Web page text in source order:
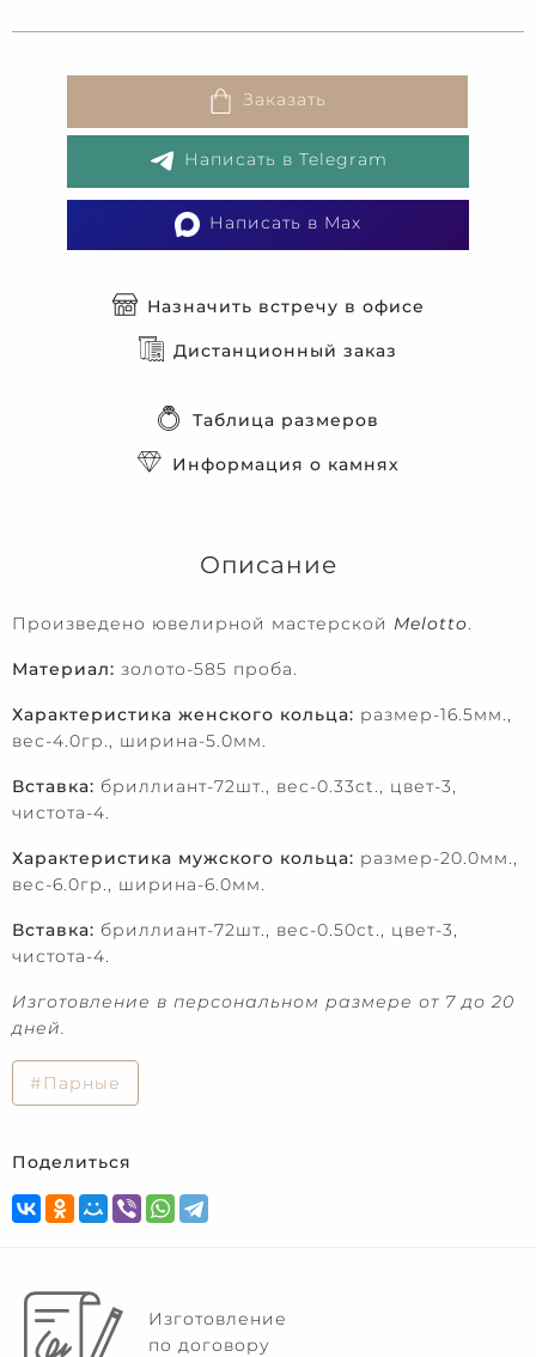
Заказать
Написать в Telegram
Написать в Max
Назначить встречу в офисе
Дистанционный заказ
Таблица размеров
Информация о камнях
Описание
Произведено ювелирной мастерской Melotto.
Материал: золото-585 проба.
Характеристика женского кольца: размер-16.5мм.,
вес-4.0гр., ширина-5.0мм.
Вставка: бриллиант-72шт., вес-0.33ct., цвет-3,
чистота-4.
Характеристика мужского кольца: размер-20.0мм.,
вес-6.0гр., ширина-6.0мм.
Вставка: бриллиант-72шт., вес-0.50ct., цвет-3,
чистота-4.
Изготовление в персональном размере от 7 до 20
дней.
#Парные
Поделиться
Изготовление
по договору